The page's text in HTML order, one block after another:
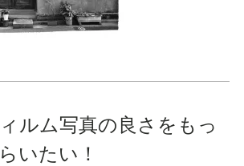
ルム写真の良さをもっ
いたい！